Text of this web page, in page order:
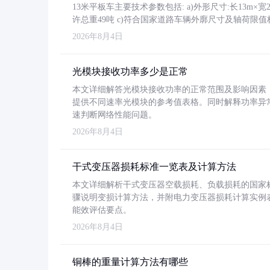
13米平板车主要技术参数包括: a)外形尺寸:长13m×
许总重49吨 c)符合国家道路车辆外廓尺寸及轴荷限值
2026年8月4日
光模块接收功率多少是正常
本文详细解答光模块接收功率的正常范围及影响因
提供不同速率光模块的参考值表格。同时解释功率
速判断网络性能问题。
2026年8月4日
干式变压器损耗标准一览表及计算方法
本文详细解析干式变压器空载损耗、负载损耗的国家
骤说明变损计算方法，并附电力变压器损耗计算实
能效评估要点。
2026年8月4日
铜棒的重量计算方法有哪些